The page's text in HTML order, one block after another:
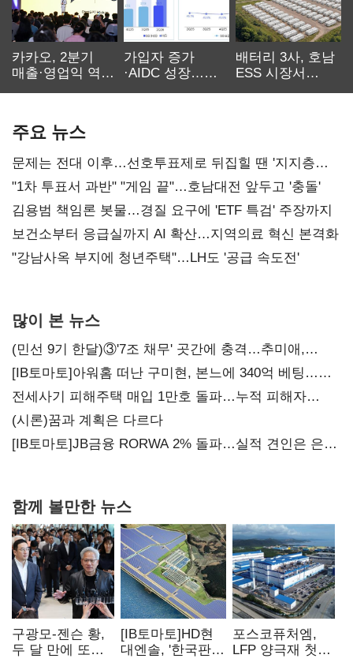
카카오, 2분기
매출·영업익 역대
가입자 증가
·AIDC 성장…
배터리 3사, 호남
ESS 시장서
주요 뉴스
문제는 전대 이후…선호투표제로 뒤집힐 땐 '지지층
불복'
"1차 투표서 과반" "게임 끝"…호남대전 앞두고 '충돌'
김용범 책임론 봇물…경질 요구에 'ETF 특검' 주장까지
보건소부터 응급실까지 AI 확산…지역의료 혁신 본격화
"강남사옥 부지에 청년주택"…LH도 '공급 속도전'
많이 본 뉴스
(민선 9기 한달)③'7조 채무' 곳간에 충격…추미애,
20년만에 '비상재정' 선언 승부수
[IB토마토]아워홈 떠난 구미현, 본느에 340억 베팅…
가족 지배체제 구축
전세사기 피해주택 매입 1만호 돌파…누적 피해자
4만278명
(시론)꿈과 계획은 다르다
[IB토마토]JB금융 RORWA 2% 돌파…실적 견인은 은행
함께 볼만한 뉴스
구광모-젠슨 황,
두 달 만에 또
[IB토마토]HD현
대엔솔, '한국판
포스코퓨처엠,
LFP 양극재 첫